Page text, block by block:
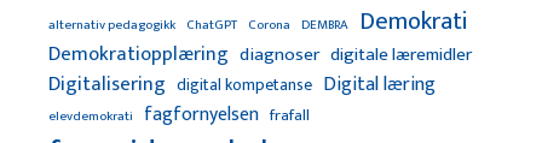
alternativ pedagogikk ChatGPT Corona DEMBRA Demokrati
Demokratiopplæring diagnoser digitale læremidler
Digitalisering digital kompetanse Digital læring
elevdemokrati fagfornyelsen frafall